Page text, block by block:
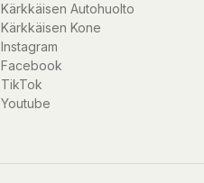
Kärkkäisen Autohuolto
Kärkkäisen Kone
Instagram
Facebook
TikTok
Youtube